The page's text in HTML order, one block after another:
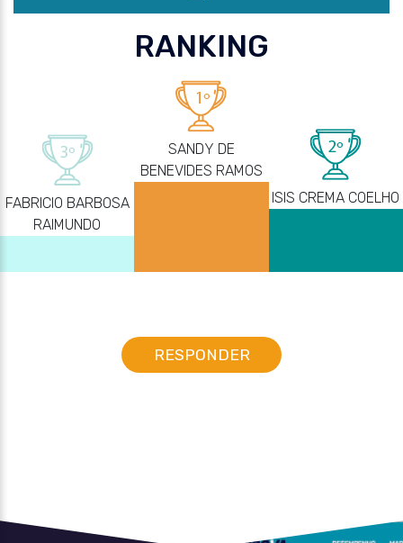
RANKING
FABRICIO BARBOSA
RAIMUNDO
SANDY DE
BENEVIDES RAMOS
ISIS CREMA COELHO
RESPONDER